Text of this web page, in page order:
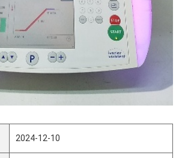
2024-12-10